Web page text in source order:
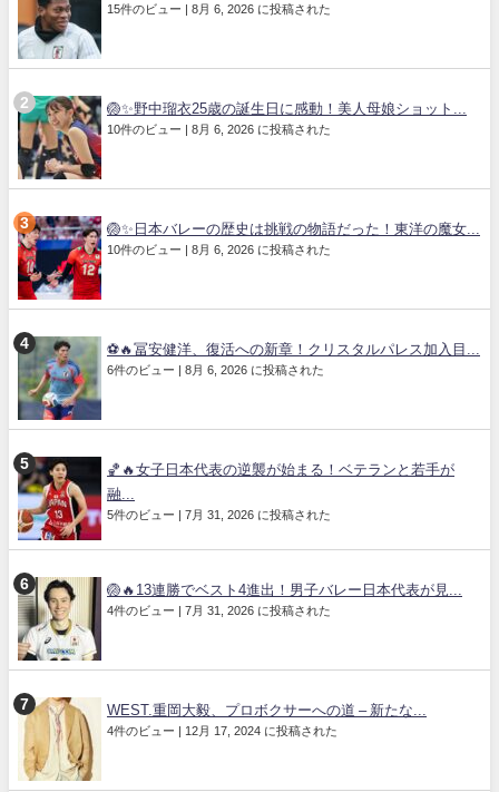
15件のビュー | 8月 6, 2026 に投稿された
🏐✨野中瑠衣25歳の誕生日に感動！美人母娘ショット...
10件のビュー | 8月 6, 2026 に投稿された
🏐✨日本バレーの歴史は挑戦の物語だった！東洋の魔女...
10件のビュー | 8月 6, 2026 に投稿された
⚽🔥冨安健洋、復活への新章！クリスタルパレス加入目...
6件のビュー | 8月 6, 2026 に投稿された
🏀🔥女子日本代表の逆襲が始まる！ベテランと若手が
融...
5件のビュー | 7月 31, 2026 に投稿された
🏐🔥13連勝でベスト4進出！男子バレー日本代表が見...
4件のビュー | 7月 31, 2026 に投稿された
WEST.重岡大毅、プロボクサーへの道 – 新たな...
4件のビュー | 12月 17, 2024 に投稿された